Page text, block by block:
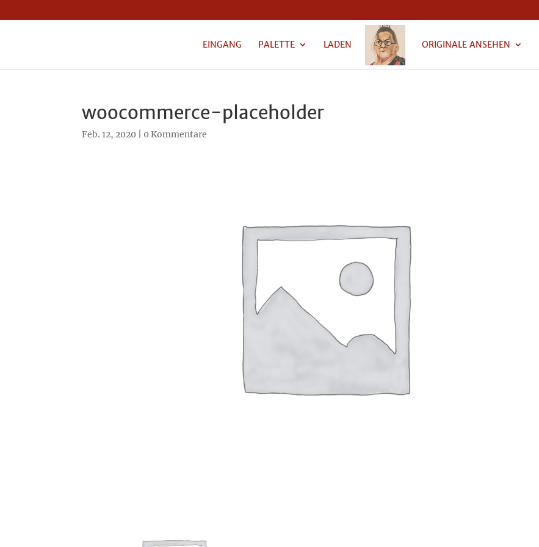
EINGANG PALETTE LADEN ORIGINALE ANSEHEN
woocommerce-placeholder
Feb. 12, 2020 0 Kommentare